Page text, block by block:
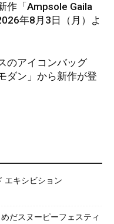
作「Ampsole Gaila
年8月3日（月）よ
のアイコンバッグ
ダン」から新作が登
エキシビション
だスヌーピーフェスティ